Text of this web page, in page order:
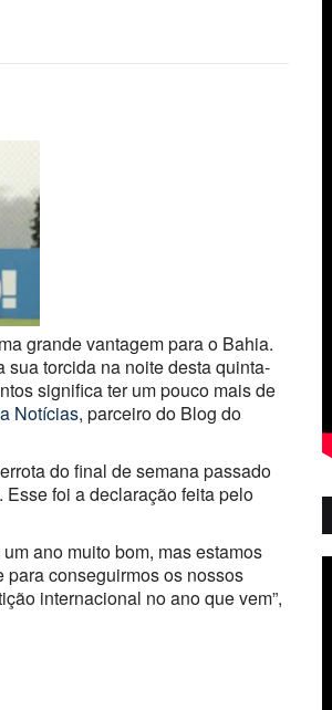
grande vantagem para o Bahia.
torcida na noite desta quinta-
significa ter um pouco mais de
Notícias, parceiro do Blog do
do final de semana passado
foi a declaração feita pelo
ano muito bom, mas estamos
conseguirmos os nossos
internacional no ano que vem”,